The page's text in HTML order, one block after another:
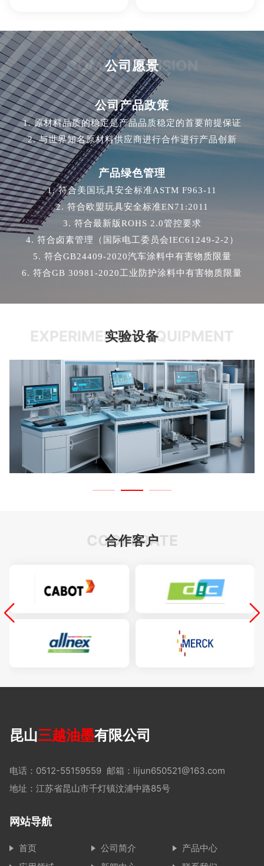
COMPANY VISION
公司愿景
公司产品政策
1. 原材料品质的稳定是产品品质稳定的首要前提保证
2. 与世界知名原材料供应商进行合作进行产品创新
产品绿色管理
1. 符合美国玩具安全标准ASTM F963-11
2. 符合欧盟玩具安全标准EN71:2011
3. 符合最新版ROHS 2.0管控要求
4. 符合卤素管理（国际电工委员会IEC61249-2-2）
5. 符合GB24409-2020汽车涂料中有害物质限量
6. 符合GB 30981-2020工业防护涂料中有害物质限量
EXPERIMENTAL EQUIPMENT
实验设备
COOPERATE
合作客户
昆山三越油墨有限公司
电话：0512-55159559 邮箱：lijun650521@163.com
地址：江苏省昆山市千灯镇汶浦中路85号
网站导航
首页 公司简介
产品中心